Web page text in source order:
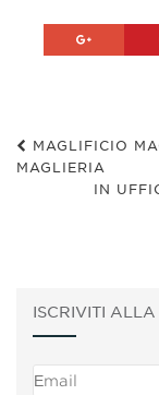
MAGLIFICIO
MAGLIERIA
IN
ISCRIVITI